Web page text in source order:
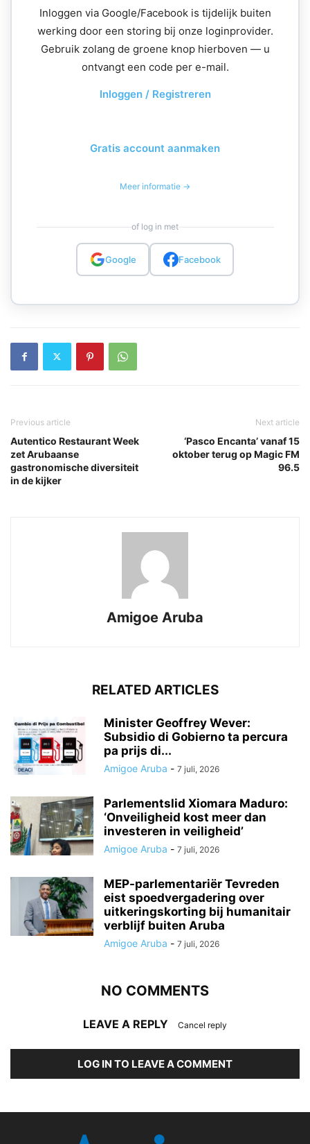
Inloggen via Google/Facebook is tijdelijk buiten
werking door een storing bij onze loginprovider.
Gebruik zolang de groene knop hierboven — u
ontvangt een code per e-mail.
Inloggen / Registreren
Gratis account aanmaken
Meer informatie →
of log in met
Google Facebook
Previous article
Autentico Restaurant Week
zet Arubaanse
gastronomische diversiteit
in de kijker
Next article
‘Pasco Encanta’ vanaf 15
oktober terug op Magic FM
96.5
Amigoe Aruba
RELATED ARTICLES
Minister Geoffrey Wever:
Subsidio di Gobierno ta percura
pa prijs di...
Amigoe Aruba - 7 juli, 2026
Parlementslid Xiomara Maduro:
‘Onveiligheid kost meer dan
investeren in veiligheid’
Amigoe Aruba - 7 juli, 2026
MEP-parlementariër Tevreden
eist spoedvergadering over
uitkeringskorting bij humanitair
verblijf buiten Aruba
Amigoe Aruba - 7 juli, 2026
NO COMMENTS
LEAVE A REPLY Cancel reply
LOG IN TO LEAVE A COMMENT